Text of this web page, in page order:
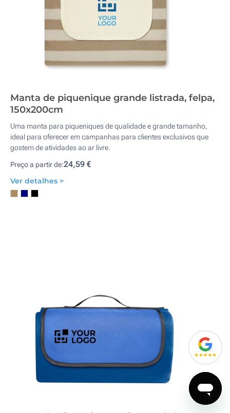
Manta de piquenique grande listrada, felpa,
150x200cm
Uma manta para piqueniques de qualidade e grande tamanho,
ideal para oferecer em campanhas para clientes exclusivos que
gostem de atividades ao ar livre.
Preço a partir de:24,59 €
Ver detalhes >